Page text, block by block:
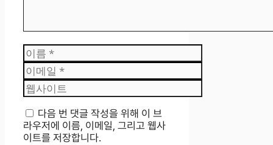
이
름
이
메
일
웹
사
이
트
다음 번 댓글 작성을 위해 이 브
라우저에 이름, 이메일, 그리고 웹사
이트를 저장합니다.